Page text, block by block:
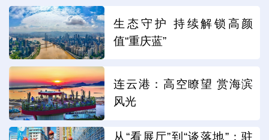
生态守护 持续解锁高颜
值“重庆蓝”
连云港：高空瞭望 赏海滨
风光
从“看展厅”到“谈落地”：驻